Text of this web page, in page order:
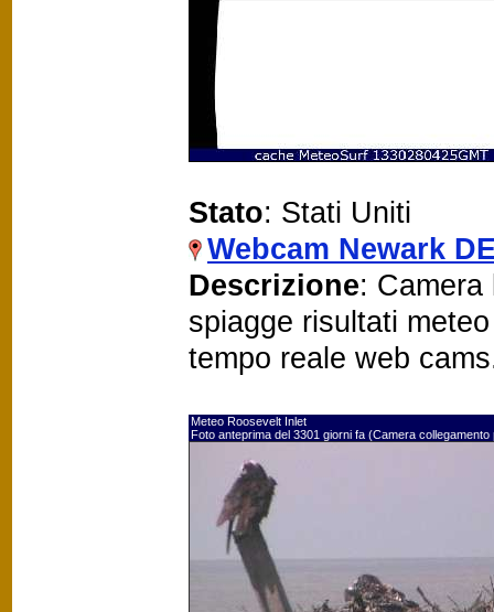
Stato: Stati Uniti
Webcam Newark
Descrizione:
spiagge risultati
tempo reale web
Meteo Roosevelt Inlet
Foto anteprima del 3301 giorni fa (Camera collegamento